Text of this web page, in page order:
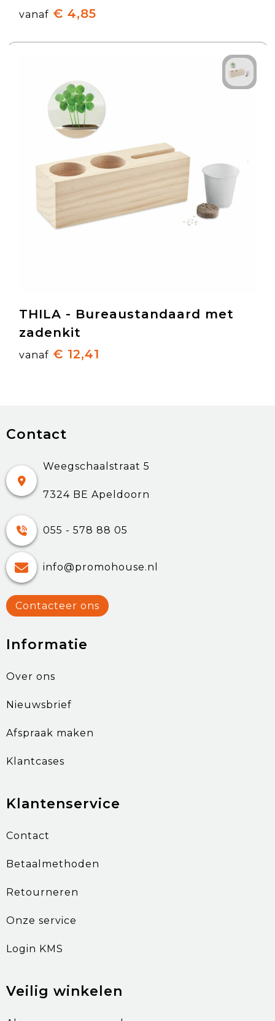
vanaf € 4,85
THILA - Bureaustandaard met
zadenkit
vanaf € 12,41
Contact
Weegschaalstraat 5
7324 BE Apeldoorn
055 - 578 88 05
info@promohouse.nl
Contacteer ons
Informatie
Over ons
Nieuwsbrief
Afspraak maken
Klantcases
Klantenservice
Contact
Betaalmethoden
Retourneren
Onze service
Login KMS
Veilig winkelen